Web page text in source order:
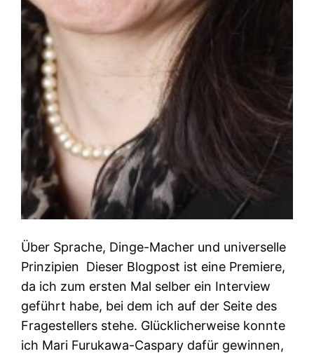
Über Sprache, Dinge-Macher und universelle
Prinzipien Dieser Blogpost ist eine Premiere,
da ich zum ersten Mal selber ein Interview
geführt habe, bei dem ich auf der Seite des
Fragestellers stehe. Glücklicherweise konnte
ich Mari Furukawa-Caspary dafür gewinnen,